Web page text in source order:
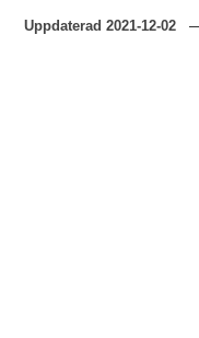
Uppdaterad2021-12-02